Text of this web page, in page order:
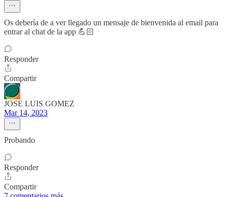
Os debería de a ver llegado un mensaje de bienvenida al email para
entrar al chat de la app 💪🏻
Responder
Compartir
JOSE LUIS GOMEZ
Mar 14, 2023
Probando
Responder
Compartir